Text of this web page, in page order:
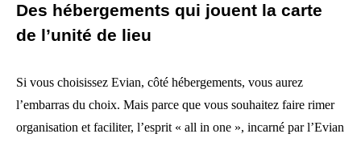
Des hébergements qui jouent la carte
de l’unité de lieu
Si vous choisissez Evian, côté hébergements, vous aurez
l’embarras du choix. Mais parce que vous souhaitez faire rimer
organisation et faciliter, l’esprit « all in one », incarné par l’Evian